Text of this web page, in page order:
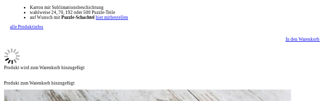
Karton mit Sublimationsbeschichtung
wahlweise 24, 70, 192 oder 500 Puzzle-Teile
auf Wunsch mit Puzzle-Schachtel hier mitbestellen
alle Produktinfos
In den Warenkorb
Produkt wird zum Warenkorb hinzugefügt
Produkt zum Warenkorb hinzugefügt